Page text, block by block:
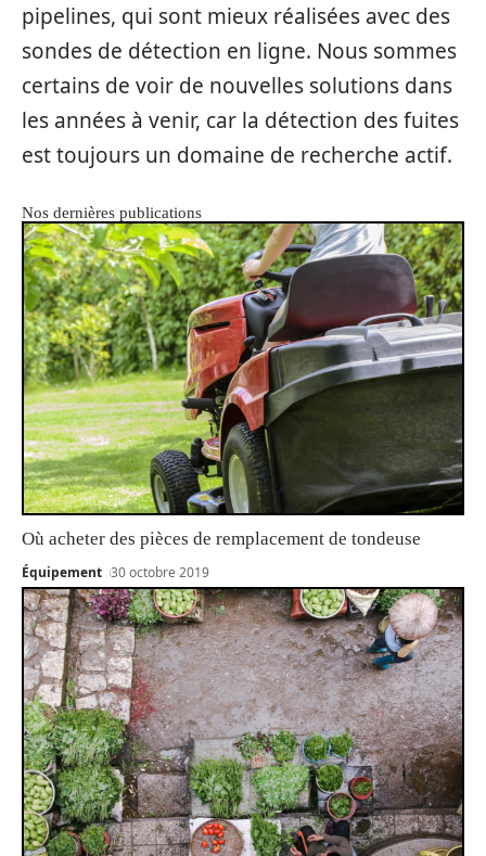
pipelines, qui sont mieux réalisées avec des
sondes de détection en ligne. Nous sommes
certains de voir de nouvelles solutions dans
les années à venir, car la détection des fuites
est toujours un domaine de recherche actif.
Nos dernières publications
Où acheter des pièces de remplacement de tondeuse
Équipement 30 octobre 2019